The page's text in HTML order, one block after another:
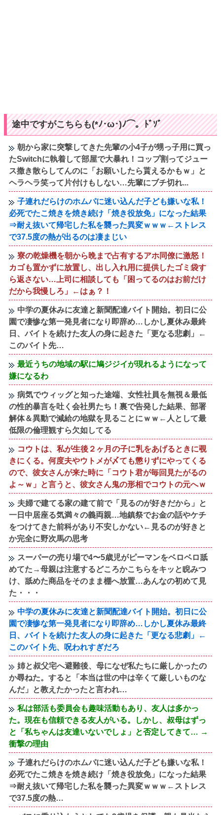
途中ですがこちらも(*ﾉ･ω･)ﾉ⌒。ﾄﾞｿﾞ
朝から家に突撃してきた先輩の小4子が甥っ子用に買っ
たSwitchに執着して部屋で大暴れ！コップ割ってジュー
ス撒き散らしてんのに「お願いしたら貰えるかもｗ」と
ヘラヘラ笑って片付けもしない…先輩にブチ切れ...
子連れだらけのホムパに迷い込んだ子ども嫌いな私！
必死でたこ焼きを焼き続け「焼き役放免」になった結果
⇒耐え抜いて帰宅した私を襲った異変ｗｗｗ←ストレス
で37.5度の熱が出るのは凄まじい
寮の乾燥機を朝から晩まで占有するアホ同僚に激怒！
カゴも置かずに放置し、出し入れ用に提供したゴミ袋す
ら返さない…上司に相談しても「困ってるのはお前だけ
だから我慢しろ」←はぁ？！
中学の夏休みに友達と新聞配達バイト開始。初日に公
園で凄惨な第一発見者になり即辞め…しかし夏休み最終
日、バイトを続けた友人の身に起きた「更なる悲劇」←
このバイト先…
最近うちの地域の駅に鳩ジジイが現れるようになって
嫌になるわ
病気でウィッグと知った途端、女性社員を無視＆最低
の性的暴言を吐く会社男たち！裏で告発した結果、部署
解体＆異動で減給の地獄を見ることにｗｗ←人として最
低限の倫理観すら欠如してる
コウトは、私が生後２ヶ月の子に乳をあげるときに覗
きにくる。何度夫やウトメが〆ても懲りずにやってくる
ので、彼女さんが来た時に「コウト君が毎回見たがるの
よ～ｗ」と言うと、彼女さん鬼の形相でコウトの元へｗ
夫婦で建てる家の建て前で「見るのが好きだから」と
一日中居座る気満々の義両親…地鎮祭でお金の話やケチ
をつけてきた前科があり不安しかない←見るのが好きと
か完全に野次馬の思考
スーパーの売り場で4〜5歳児がピーマンをベロベロ舐
めてた→母親は注意するどころかこちらをキッと睨みつ
け、舐めた商品をそのまま棚へ放置…あんなの初めて見
た・・・
中学の夏休みに友達と新聞配達バイト開始。初日に公
園で凄惨な第一発見者になり即辞め…しかし夏休み最終
日、バイトを続けた友人の身に起きた「更なる悲劇」←
このバイト先、呪われすぎだろ
姉と叔父宅へ避難後、母になぜ私たちに厳しかったの
か尋ねた。すると「本当は世の中は辛くて厳しいものな
んだ」と教えたかったと言われ…
私は部活も委員会も趣味活動もあり、友人は多かっ
た。現在も信頼できる友人がいる。しかし、叔母はずっ
と「私ちゃんは友達いないでしょ」と否定してきて… →
衝撃の理由
子連れだらけのホムパに迷い込んだ子ども嫌いな私！
必死でたこ焼きを焼き続け「焼き役放免」になった結果
⇒耐え抜いて帰宅した私を襲った異変ｗｗｗ←ストレス
で37.5度の熱…